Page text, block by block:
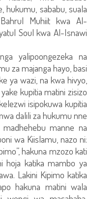
hukumu, sababu, suala
Muhiit kwa Al-
Soul kwa Al-Isnawi
yalipoongezeka na
za majanga hayo, basi
ya wazi, na kwa hivyo,
kupitia matini zisizo
isipokuwa kupitia
dalili za hukumu nne
manne na
wa Kiislamu, nazo ni:
hakuna mzozo kati
hoja katika mambo ya
Lakini Kipimo katika
hakuna matini wala